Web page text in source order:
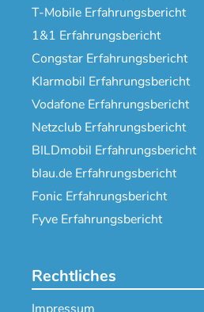
T-Mobile Erfahrungsbericht
1&1 Erfahrungsbericht
Congstar Erfahrungsbericht
Klarmobil Erfahrungsbericht
Vodafone Erfahrungsbericht
Netzclub Erfahrungsbericht
BILDmobil Erfahrungsbericht
blau.de Erfahrungsbericht
Fonic Erfahrungsbericht
Fyve Erfahrungsbericht
Rechtliches